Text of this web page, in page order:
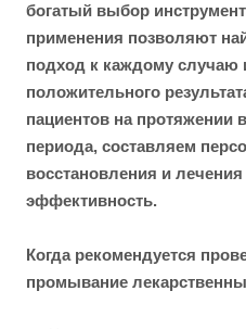
богатый выбор
применения позволяют
подход к каждому случаю
положительного
пациентов на протяжении
периода, составляем
восстановления и
эффективность.
Когда рекомендуется
промывание